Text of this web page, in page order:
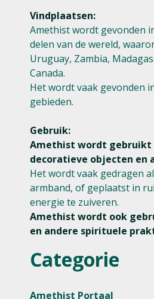
Vindplaatsen:
Amethist wordt gevonden
delen van de wereld,
Uruguay, Zambia,
Canada.
Het wordt vaak gevonden
gebieden.
Gebruik:
Amethist wordt gebruikt
decoratieve objecten en
Het wordt vaak gedragen
armband, of geplaatst in
energie te zuiveren.
Amethist wordt ook
en andere spirituele
Categorie
Amethist Portaal